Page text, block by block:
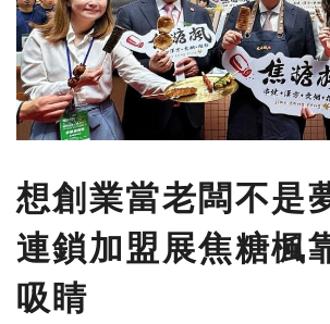
想創業當老闆不是
連鎖加盟展焦糖楓
吸睛